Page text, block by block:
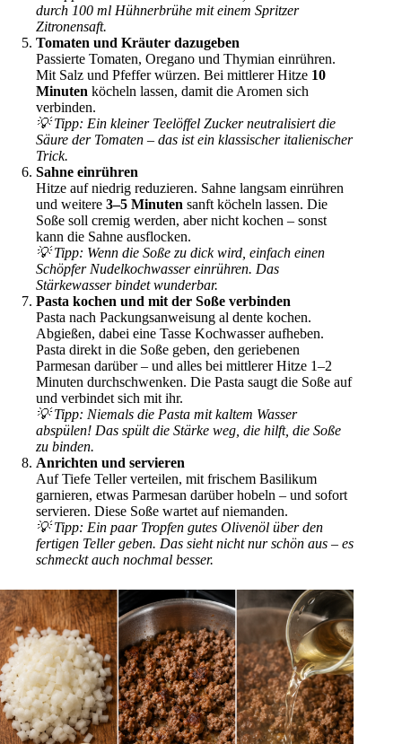
durch 100 ml Hühnerbrühe mit einem Spritzer
Zitronensaft.
Tomaten und Kräuter dazugeben
Passierte Tomaten, Oregano und Thymian einrühren.
Mit Salz und Pfeffer würzen. Bei mittlerer Hitze 10
Minuten köcheln lassen, damit die Aromen sich
verbinden.
💡 Tipp: Ein kleiner Teelöffel Zucker neutralisiert die
Säure der Tomaten – das ist ein klassischer italienischer
Trick.
Sahne einrühren
Hitze auf niedrig reduzieren. Sahne langsam einrühren
und weitere 3–5 Minuten sanft köcheln lassen. Die
Soße soll cremig werden, aber nicht kochen – sonst
kann die Sahne ausflocken.
💡 Tipp: Wenn die Soße zu dick wird, einfach einen
Schöpfer Nudelkochwasser einrühren. Das
Stärkewasser bindet wunderbar.
Pasta kochen und mit der Soße verbinden
Pasta nach Packungsanweisung al dente kochen.
Abgießen, dabei eine Tasse Kochwasser aufheben.
Pasta direkt in die Soße geben, den geriebenen
Parmesan darüber – und alles bei mittlerer Hitze 1–2
Minuten durchschwenken. Die Pasta saugt die Soße auf
und verbindet sich mit ihr.
💡 Tipp: Niemals die Pasta mit kaltem Wasser
abspülen! Das spült die Stärke weg, die hilft, die Soße
zu binden.
Anrichten und servieren
Auf Tiefe Teller verteilen, mit frischem Basilikum
garnieren, etwas Parmesan darüber hobeln – und sofort
servieren. Diese Soße wartet auf niemanden.
💡 Tipp: Ein paar Tropfen gutes Olivenöl über den
fertigen Teller geben. Das sieht nicht nur schön aus – es
schmeckt auch nochmal besser.